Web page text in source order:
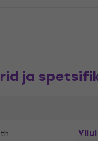
ja
Viiul